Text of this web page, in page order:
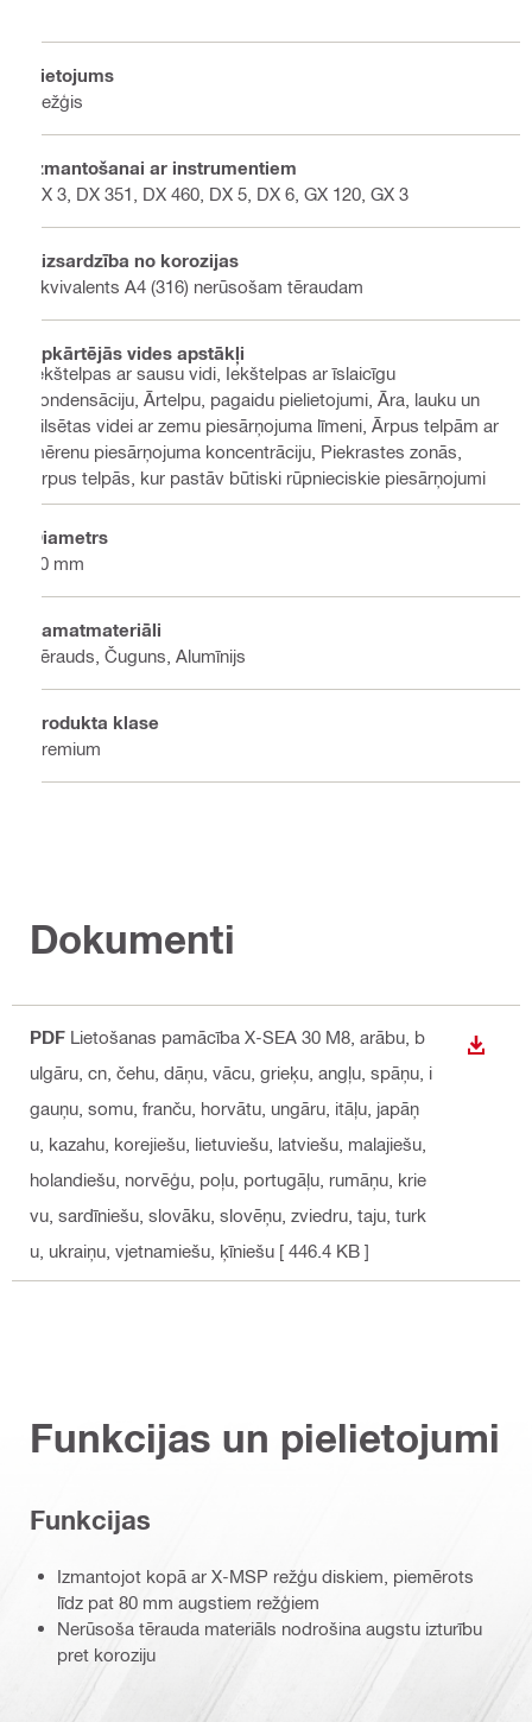
Lietojums
Režģis
Izmantošanai ar instrumentiem
BX 3, DX 351, DX 460, DX 5, DX 6, GX 120, GX 3
Aizsardzība no korozijas
Ekvivalents A4 (316) nerūsošam tēraudam
Apkārtējās vides apstākļi
Iekštelpas ar sausu vidi, Iekštelpas ar īslaicīgu
kondensāciju, Ārtelpu, pagaidu pielietojumi, Āra, lauku un
pilsētas videi ar zemu piesārņojuma līmeni, Ārpus telpām ar
mērenu piesārņojuma koncentrāciju, Piekrastes zonās,
Ārpus telpās, kur pastāv būtiski rūpnieciskie piesārņojumi
Diametrs
10 mm
Pamatmateriāli
Tērauds, Čuguns, Alumīnijs
Produkta klase
Premium
Dokumenti
PDF Lietošanas pamācība X-SEA 30 M8 , arābu, b
ulgāru, cn, čehu, dāņu, vācu, grieķu, angļu, spāņu, i
gauņu, somu, franču, horvātu, ungāru, itāļu, japāņ
u, kazahu, korejiešu, lietuviešu, latviešu, malajiešu,
holandiešu, norvēģu, poļu, portugāļu, rumāņu, krie
vu, sardīniešu, slovāku, slovēņu, zviedru, taju, turk
u, ukraiņu, vjetnamiešu, ķīniešu [ 446.4 KB ]
Funkcijas un pielietojumi
Funkcijas
Izmantojot kopā ar X-MSP režģu diskiem, piemērots
līdz pat 80 mm augstiem režģiem
Nerūsoša tērauda materiāls nodrošina augstu izturību
pret koroziju